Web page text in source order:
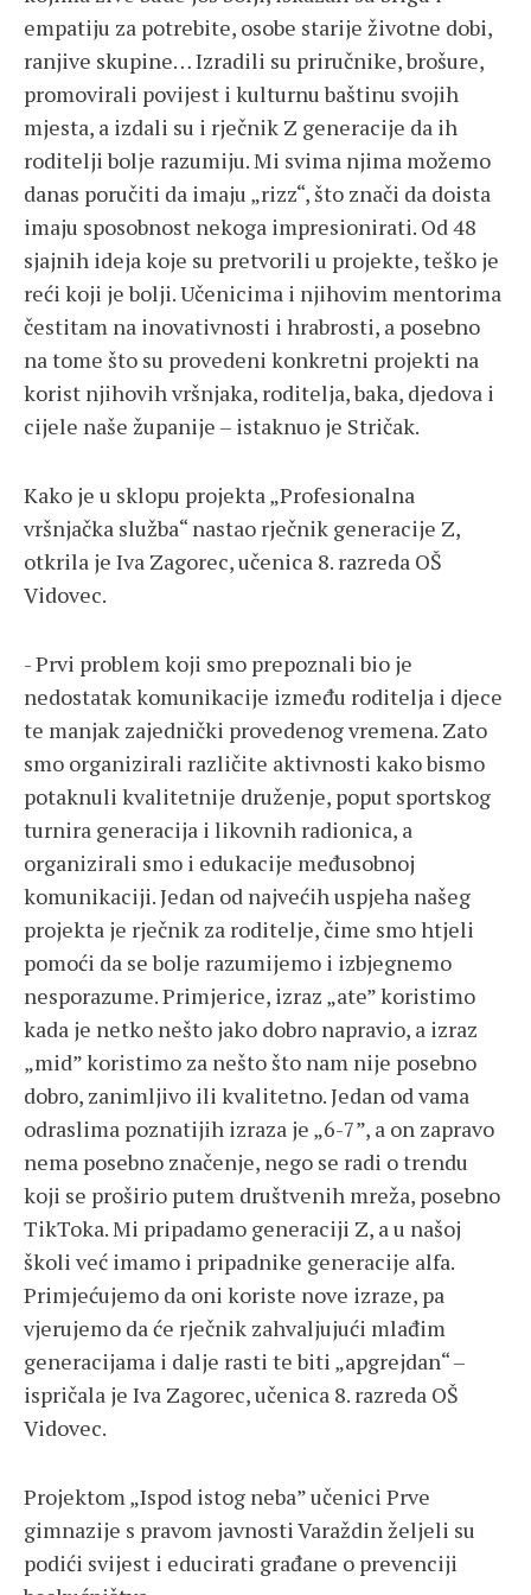
empatiju za potrebite, osobe starije životne dobi,
ranjive skupine… Izradili su priručnike, brošure,
promovirali povijest i kulturnu baštinu svojih
mjesta, a izdali su i rječnik Z generacije da ih
roditelji bolje razumiju. Mi svima njima možemo
danas poručiti da imaju „rizz“, što znači da doista
imaju sposobnost nekoga impresionirati. Od 48
sjajnih ideja koje su pretvorili u projekte, teško je
reći koji je bolji. Učenicima i njihovim mentorima
čestitam na inovativnosti i hrabrosti, a posebno
na tome što su provedeni konkretni projekti na
korist njihovih vršnjaka, roditelja, baka, djedova i
cijele naše županije – istaknuo je Stričak.
Kako je u sklopu projekta „Profesionalna
vršnjačka služba“ nastao rječnik generacije Z,
otkrila je Iva Zagorec, učenica 8. razreda OŠ
Vidovec.
- Prvi problem koji smo prepoznali bio je
nedostatak komunikacije između roditelja i djece
te manjak zajednički provedenog vremena. Zato
smo organizirali različite aktivnosti kako bismo
potaknuli kvalitetnije druženje, poput sportskog
turnira generacija i likovnih radionica, a
organizirali smo i edukacije međusobnoj
komunikaciji. Jedan od najvećih uspjeha našeg
projekta je rječnik za roditelje, čime smo htjeli
pomoći da se bolje razumijemo i izbjegnemo
nesporazume. Primjerice, izraz „ate” koristimo
kada je netko nešto jako dobro napravio, a izraz
„mid” koristimo za nešto što nam nije posebno
dobro, zanimljivo ili kvalitetno. Jedan od vama
odraslima poznatijih izraza je „6-7”, a on zapravo
nema posebno značenje, nego se radi o trendu
koji se proširio putem društvenih mreža, posebno
TikToka. Mi pripadamo generaciji Z, a u našoj
školi već imamo i pripadnike generacije alfa.
Primjećujemo da oni koriste nove izraze, pa
vjerujemo da će rječnik zahvaljujući mlađim
generacijama i dalje rasti te biti „apgrejdan“ –
ispričala je Iva Zagorec, učenica 8. razreda OŠ
Vidovec.
Projektom „Ispod istog neba” učenici Prve
gimnazije s pravom javnosti Varaždin željeli su
podići svijest i educirati građane o prevenciji